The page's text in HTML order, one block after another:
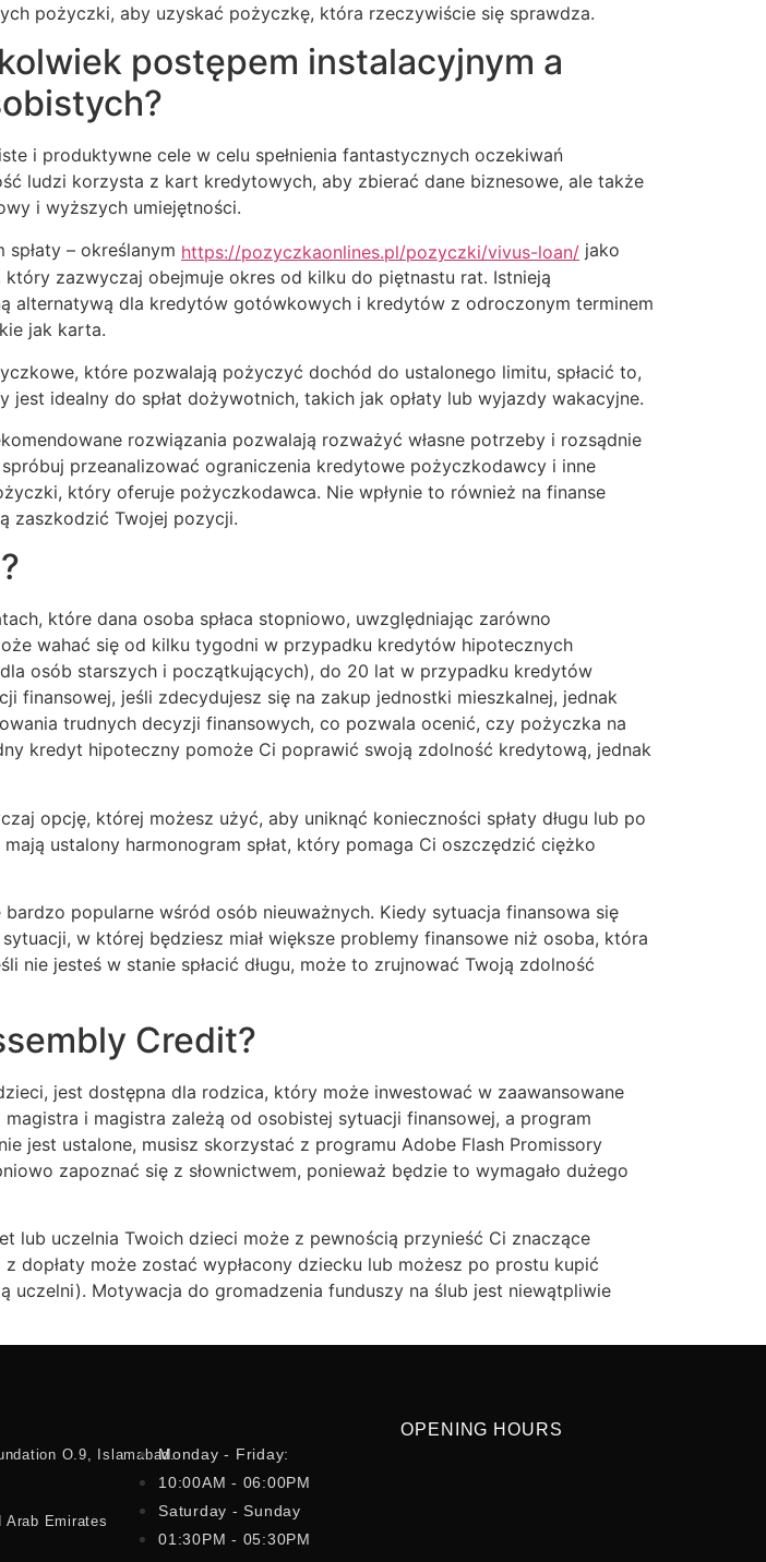
pożyczki, aby uzyskać pożyczkę, która rzeczywiście się sprawdza.
postępem instalacyjnym a
i produktywne cele w celu spełnienia fantastycznych oczekiwań
ludzi korzysta z kart kredytowych, aby zbierać dane biznesowe, ale także
i wyższych umiejętności.
– określanym https://pozyczkaonlines.pl/pozyczki/vivus-loan/ jako
zazwyczaj obejmuje okres od kilku do piętnastu rat. Istnieją
alternatywą dla kredytów gotówkowych i kredytów z odroczonym terminem
jak karta.
które pozwalają pożyczyć dochód do ustalonego limitu, spłacić to,
idealny do spłat dożywotnich, takich jak opłaty lub wyjazdy wakacyjne.
rozwiązania pozwalają rozważyć własne potrzeby i rozsądnie
przeanalizować ograniczenia kredytowe pożyczkodawcy i inne
który oferuje pożyczkodawca. Nie wpłynie to również na finanse
zaszkodzić Twojej pozycji.
które dana osoba spłaca stopniowo, uwzględniając zarówno
wahać się od kilku tygodni w przypadku kredytów hipotecznych
osób starszych i początkujących), do 20 lat w przypadku kredytów
finansowej, jeśli zdecydujesz się na zakup jednostki mieszkalnej, jednak
trudnych decyzji finansowych, co pozwala ocenić, czy pożyczka na
kredyt hipoteczny pomoże Ci poprawić swoją zdolność kredytową, jednak
opcję, której możesz użyć, aby uniknąć konieczności spłaty długu lub po
ustalony harmonogram spłat, który pomaga Ci oszczędzić ciężko
popularne wśród osób nieuważnych. Kiedy sytuacja finansowa się
w której będziesz miał większe problemy finansowe niż osoba, która
nie jesteś w stanie spłacić długu, może to zrujnować Twoją zdolność
Credit?
jest dostępna dla rodzica, który może inwestować w zaawansowane
i magistra zależą od osobistej sytuacji finansowej, a program
jest ustalone, musisz skorzystać z programu Adobe Flash Promissory
zapoznać się z słownictwem, ponieważ będzie to wymagało dużego
lub uczelnia Twoich dzieci może z pewnością przynieść Ci znaczące
dopłaty może zostać wypłacony dziecku lub możesz po prostu kupić
Motywacja do gromadzenia funduszy na ślub jest niewątpliwie
O.9, Islamabad.
Emirates
OPENING HOURS
Monday - Friday:
10:00AM - 06:00PM
Saturday - Sunday
01:30PM - 05:30PM